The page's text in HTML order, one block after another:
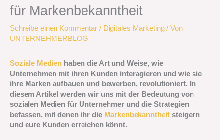
für Markenbekanntheit
Schreibe einen Kommentar / Digitales Marketing / Von
UNTERNEHMERBLOG
Soziale Medien haben die Art und Weise, wie
Unternehmen mit ihren Kunden interagieren und wie sie
ihre Marken aufbauen und bewerben, revolutioniert. In
diesem Artikel werden wir uns mit der Bedeutung von
sozialen Medien für Unternehmer und die Strategien
befassen, mit denen ihr die Markenbekanntheit steigern
und eure Kunden erreichen könnt.